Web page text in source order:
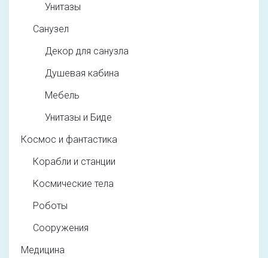
Унитазы
Санузел
Декор для санузла
Душевая кабина
Мебель
Унитазы и Биде
Космос и фантастика
Корабли и станции
Космические тела
Роботы
Сооружения
Медицина